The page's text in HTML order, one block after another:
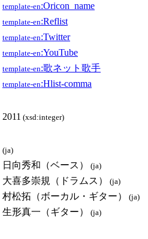
template-en:Oricon_name
template-en:Reflist
template-en:Twitter
template-en:YouTube
template-en:歌ネット歌手
template-en:Hlist-comma
2011 (xsd:integer)
(ja)
日向秀和（ベース） (ja)
大喜多崇規（ドラムス） (ja)
村松拓（ボーカル・ギター） (ja)
生形真一（ギター） (ja)